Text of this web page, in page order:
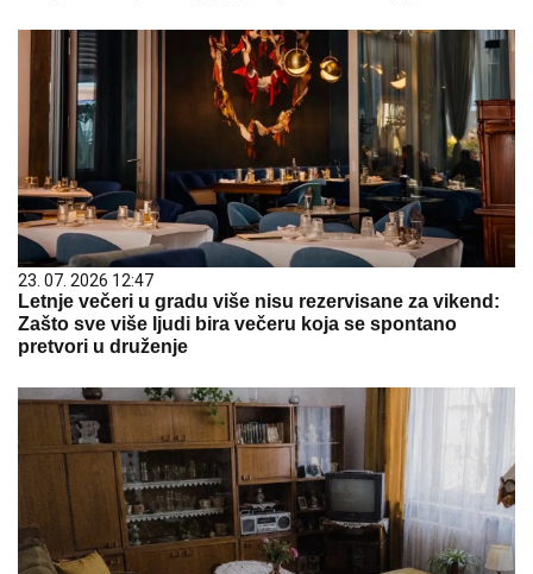
23. 07. 2026 12:47
Letnje večeri u gradu više nisu rezervisane za vikend:
Zašto sve više ljudi bira večeru koja se spontano
pretvori u druženje